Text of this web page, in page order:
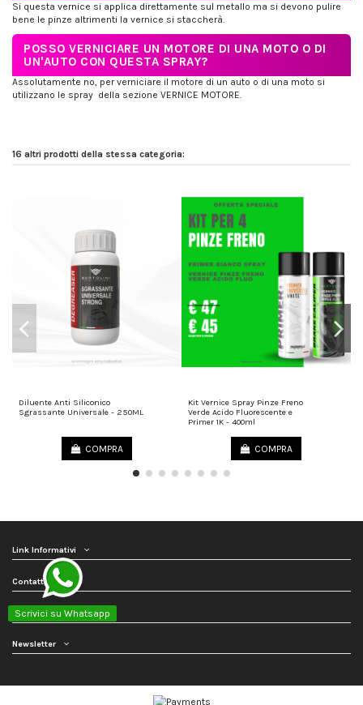
Si questa vernice si applica direttamente sul metallo ma si devono pulire
bene le pinze altrimenti la vernice si staccherà.
POSSO VERNICIARE UN MOTORE DI UNA MOTO O DI
UN'AUTO CON QUESTA SPRAY?
Assolutamente no, per verniciare il motore di un auto o di una moto si
utilizzano le spray della sezione VERNICE MOTORE.
16 altri prodotti della stessa categoria:
Diluente Anti Siliconico
Sgrassante Universale - 250ML
COMPRA
Kit Vernice Spray Pinze Freno
Verde Acido Fluorescente e
Primer 1K - 400ml
COMPRA
Link Informativi
Contattaci
Scrivici su Whatsapp
Seguici
Newsletter